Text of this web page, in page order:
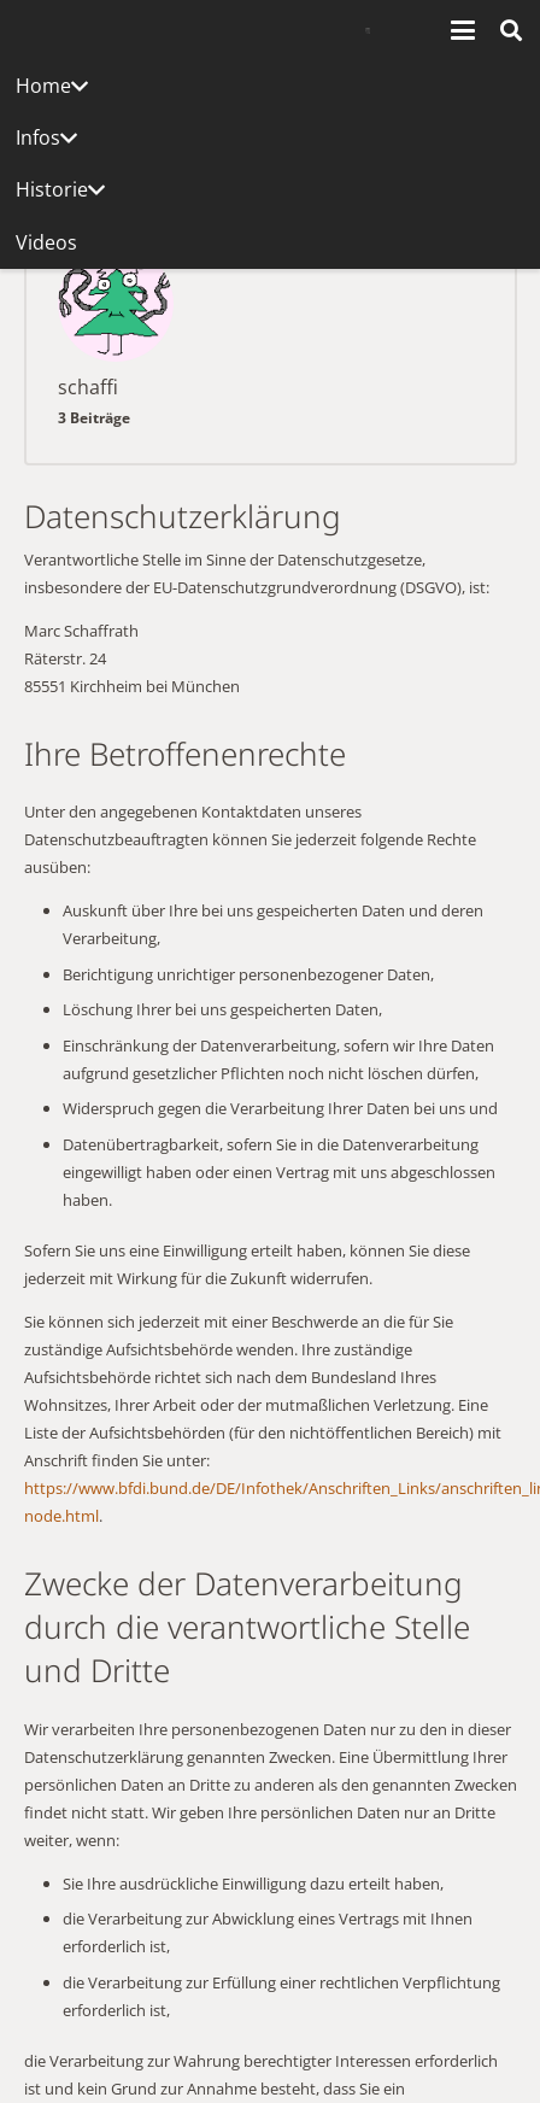
Home
Infos
Historie
Videos
Beiträge von schaffi
schaffi
3 Beiträge
Datenschutzerklärung
Verantwortliche Stelle im Sinne der Datenschutzgesetze,
insbesondere der EU-Datenschutzgrundverordnung (DSGVO), ist:
Marc Schaffrath
Räterstr. 24
85551 Kirchheim bei München
Ihre Betroffenenrechte
Unter den angegebenen Kontaktdaten unseres
Datenschutzbeauftragten können Sie jederzeit folgende Rechte
ausüben:
Auskunft über Ihre bei uns gespeicherten Daten und deren
Verarbeitung,
Berichtigung unrichtiger personenbezogener Daten,
Löschung Ihrer bei uns gespeicherten Daten,
Einschränkung der Datenverarbeitung, sofern wir Ihre Daten
aufgrund gesetzlicher Pflichten noch nicht löschen dürfen,
Widerspruch gegen die Verarbeitung Ihrer Daten bei uns und
Datenübertragbarkeit, sofern Sie in die Datenverarbeitung
eingewilligt haben oder einen Vertrag mit uns abgeschlossen
haben.
Sofern Sie uns eine Einwilligung erteilt haben, können Sie diese
jederzeit mit Wirkung für die Zukunft widerrufen.
Sie können sich jederzeit mit einer Beschwerde an die für Sie
zuständige Aufsichtsbehörde wenden. Ihre zuständige
Aufsichtsbehörde richtet sich nach dem Bundesland Ihres
Wohnsitzes, Ihrer Arbeit oder der mutmaßlichen Verletzung. Eine
Liste der Aufsichtsbehörden (für den nichtöffentlichen Bereich) mit
Anschrift finden Sie unter:
https://www.bfdi.bund.de/DE/Infothek/Anschriften_Links/
node.html.
Zwecke der Datenverarbeitung
durch die verantwortliche Stelle
und Dritte
Wir verarbeiten Ihre personenbezogenen Daten nur zu den in dieser
Datenschutzerklärung genannten Zwecken. Eine Übermittlung Ihrer
persönlichen Daten an Dritte zu anderen als den genannten Zwecken
findet nicht statt. Wir geben Ihre persönlichen Daten nur an Dritte
weiter, wenn:
Sie Ihre ausdrückliche Einwilligung dazu erteilt haben,
die Verarbeitung zur Abwicklung eines Vertrags mit Ihnen
erforderlich ist,
die Verarbeitung zur Erfüllung einer rechtlichen Verpflichtung
erforderlich ist,
die Verarbeitung zur Wahrung berechtigter Interessen erforderlich
ist und kein Grund zur Annahme besteht, dass Sie ein